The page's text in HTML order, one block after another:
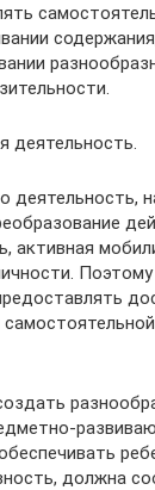
деятельность.
деятельность,
активная
должна